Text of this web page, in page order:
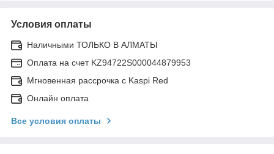
Условия оплаты
Наличными ТОЛЬКО В АЛМАТЫ
Оплата на счет KZ94722S000044879953
Мгновенная рассрочка с Kaspi Red
Онлайн оплата
Все условия оплаты